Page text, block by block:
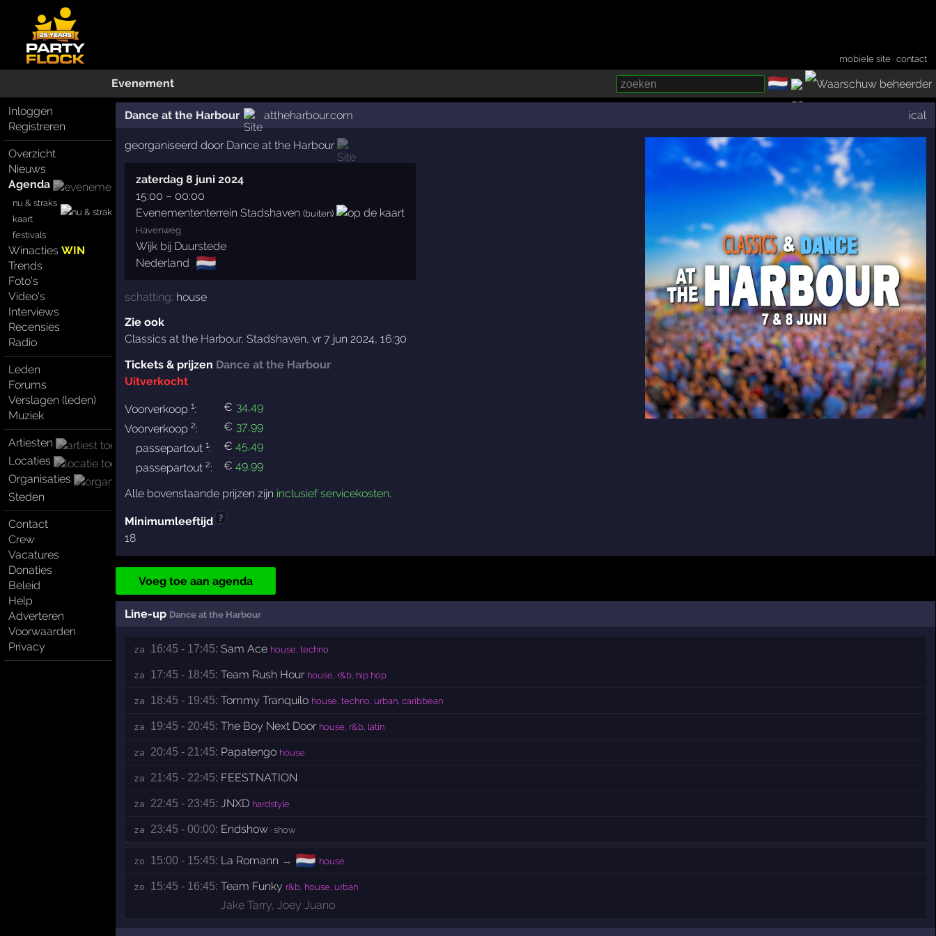
mobiele site ·contact
Evenement 🇳🇱
Inloggen
Registreren
Overzicht
Nieuws
Agenda
nu & straks
kaart
festivals
WinactiesWIN
Trends
Foto's
Video's
Interviews
Recensies
Radio
Leden
Forums
Verslagen (leden)
Muziek
Artiesten
Locaties
Organisaties
Steden
Contact
Crew
Vacatures
Donaties
Beleid
Help
Adverteren
Voorwaarden
Privacy
Dance at the Harbour attheharbour.com ical
georganiseerd door Dance at the Harbour
zaterdag 8 juni 2024
15:00 – 00:00
Evenemententerrein Stadshaven (buiten)
Havenweg
Wijk bij Duurstede
Nederland 🇳🇱
schatting: house
Zie ook
Classics at the Harbour, Stadshaven, vr 7 jun 2024, 16:30
Tickets & prijzen Dance at the Harbour
Uitverkocht
Voorverkoop 1: € 34,49
Voorverkoop 2: € 37,99
passepartout 1: € 45,49
passepartout 2: € 49,99
Alle bovenstaande prijzen zijn inclusief servicekosten.
Minimumleeftijd ?
18
Voeg toe aan agenda
Line-up Dance at the Harbour
za 16:45 - 17:45: Sam Ace house, techno
za 17:45 - 18:45: Team Rush Hour house, r&b, hip hop
za 18:45 - 19:45: Tommy Tranquilo house, techno, urban, caribbean
za 19:45 - 20:45: The Boy Next Door house, r&b, latin
za 20:45 - 21:45: Papatengo house
za 21:45 - 22:45: FEESTNATION
za 22:45 - 23:45: JNXD hardstyle
za 23:45 - 00:00: Endshow· show
zo 15:00 - 15:45: La Romann → 🇳🇱 house
zo 15:45 - 16:45: Team Funky r&b, house, urban
Jake Tarry, Joey Juano